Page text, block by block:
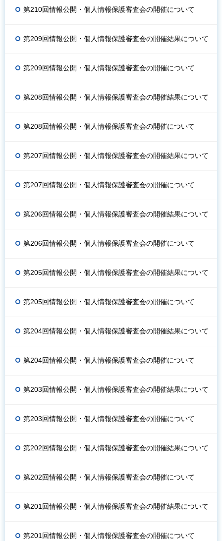
第210回情報公開・個人情報保護審査会の開催について
第209回情報公開・個人情報保護審査会の開催結果について
第209回情報公開・個人情報保護審査会の開催について
第208回情報公開・個人情報保護審査会の開催結果について
第208回情報公開・個人情報保護審査会の開催について
第207回情報公開・個人情報保護審査会の開催結果について
第207回情報公開・個人情報保護審査会の開催について
第206回情報公開・個人情報保護審査会の開催結果について
第206回情報公開・個人情報保護審査会の開催について
第205回情報公開・個人情報保護審査会の開催結果について
第205回情報公開・個人情報保護審査会の開催について
第204回情報公開・個人情報保護審査会の開催結果について
第204回情報公開・個人情報保護審査会の開催について
第203回情報公開・個人情報保護審査会の開催結果について
第203回情報公開・個人情報保護審査会の開催について
第202回情報公開・個人情報保護審査会の開催結果について
第202回情報公開・個人情報保護審査会の開催について
第201回情報公開・個人情報保護審査会の開催結果について
第201回情報公開・個人情報保護審査会の開催について